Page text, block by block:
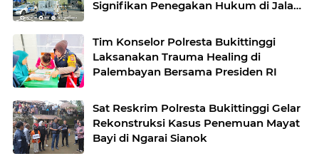
Signifikan Penegakan Hukum di Jalan
Tim Konselor Polresta Bukittinggi
Laksanakan Trauma Healing di
Palembayan Bersama Presiden RI
Sat Reskrim Polresta Bukittinggi Gelar
Rekonstruksi Kasus Penemuan Mayat
Bayi di Ngarai Sianok